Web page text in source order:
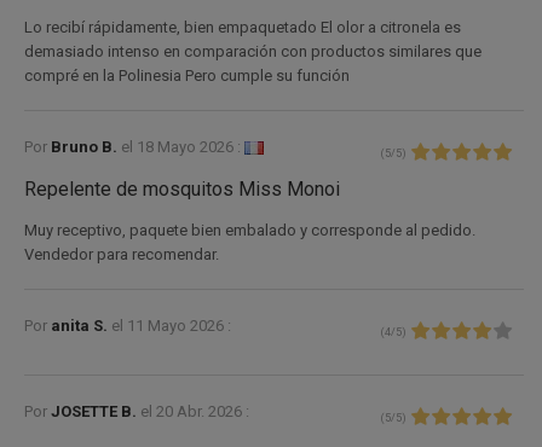
Lo recibí rápidamente, bien empaquetado El olor a citronela es
demasiado intenso en comparación con productos similares que
compré en la Polinesia Pero cumple su función
Por Bruno B. el 18 Mayo 2026 : ( 5/ 5)
Repelente de mosquitos Miss Monoi
Muy receptivo, paquete bien embalado y corresponde al pedido.
Vendedor para recomendar.
Por anita S. el 11 Mayo 2026 : (4/ 5)
Por JOSETTE B. el 20 Abr. 2026 : ( 5/ 5)